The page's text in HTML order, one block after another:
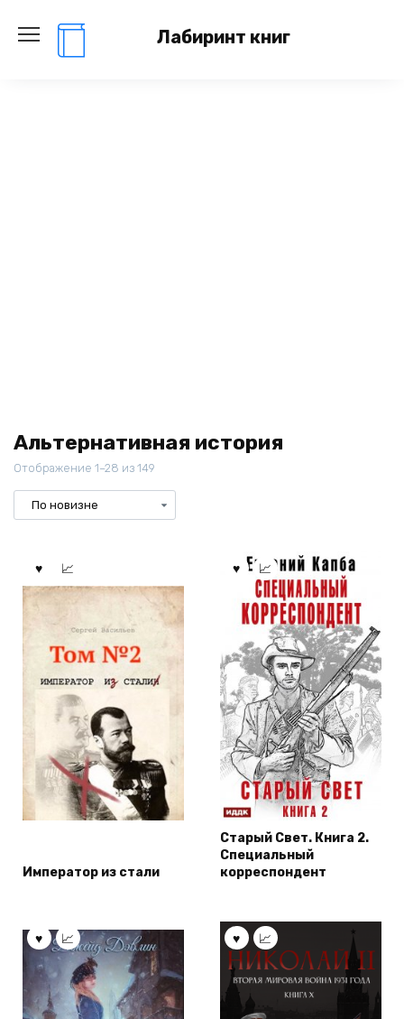
содержанию
Лабиринт книг
Альтернативная история
Отображение 1–28 из 149
Император из стали
Старый Свет. Книга 2.
Специальный
корреспондент